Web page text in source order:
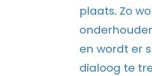
plaats. Zo
en wordt er
dialoog te